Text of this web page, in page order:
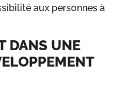
aux personnes à
DANS UNE